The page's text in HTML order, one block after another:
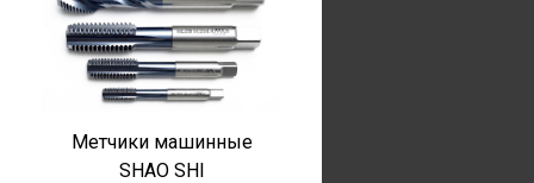
Метчики машинные
SHAO SHI